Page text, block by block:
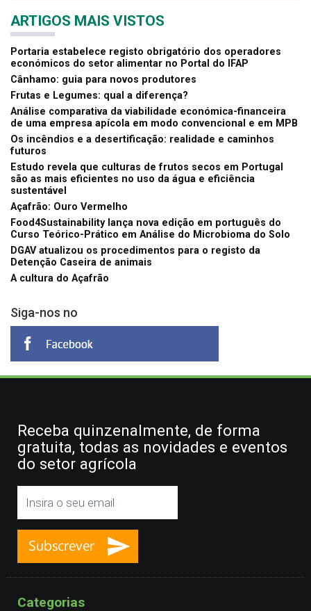
ARTIGOS MAIS VISTOS
Portaria estabelece registo obrigatório dos operadores
económicos do setor alimentar no Portal do IFAP
Cânhamo: guia para novos produtores
Frutas e Legumes: qual a diferença?
Análise comparativa da viabilidade económica-financeira
de uma empresa apícola em modo convencional e em MPB
Os incêndios e a desertificação: realidade e caminhos
futuros
Estudo revela que culturas de frutos secos em Portugal
são as mais eficientes no uso da água e eficiência
sustentável
Açafrão: Ouro Vermelho
Food4Sustainability lança nova edição em português do
Curso Teórico-Prático em Análise do Microbioma do Solo
DGAV atualizou os procedimentos para o registo da
Detenção Caseira de animais
A cultura do Açafrão
Siga-nos no
Receba quinzenalmente, de forma
gratuita, todas as novidades e eventos
do setor agrícola
Categorias